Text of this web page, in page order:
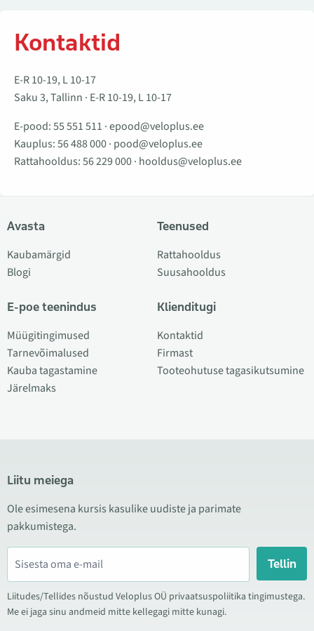
Kontaktid
E-R 10-19, L 10-17
Saku 3, Tallinn · E-R 10-19, L 10-17
E-pood:55 551 511 ·epood@veloplus.ee
Kauplus:56 488 000· pood@veloplus.ee
Rattahooldus:56 229 000· hooldus@veloplus.ee
Avasta
Kaubamärgid
Blogi
E-poe teenindus
Müügitingimused
Tarnevõimalused
Kauba tagastamine
Järelmaks
Teenused
Rattahooldus
Suusahooldus
Klienditugi
Kontaktid
Firmast
Tooteohutuse tagasikutsumine
Liitu meiega
Ole esimesena kursis kasulike uudiste ja parimate
pakkumistega.
Tellin
Liitudes/Tellides nõustud Veloplus OÜ privaatsuspoliitika tingimustega.
Me ei jaga sinu andmeid mitte kellegagi mitte kunagi.